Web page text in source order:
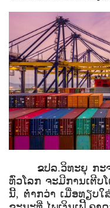
ຂປລ.ວິທະຍຸ ກະ
ທົ່ວ​ໂລກ ​ຈະມີ​ການ​ເຕີບ​
ນີ້, ຕ່ຳ​ກວ່າ​ ເມື່ອ​ທຽບ​ໃ